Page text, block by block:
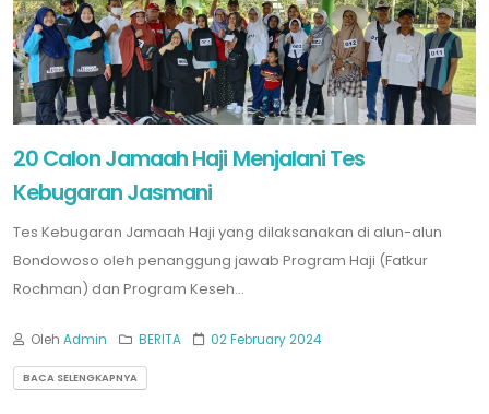
20 Calon Jamaah Haji Menjalani Tes
Kebugaran Jasmani
Tes Kebugaran Jamaah Haji yang dilaksanakan di alun-alun
Bondowoso oleh penanggung jawab Program Haji (Fatkur
Rochman) dan Program Keseh...
Oleh Admin BERITA 02 February 2024
BACA SELENGKAPNYA